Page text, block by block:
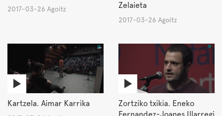
2017-03-26 Agoitz
Zelaieta
2017-03-26 Agoitz
Kartzela. Aimar Karrika
Zortziko txikia. Eneko